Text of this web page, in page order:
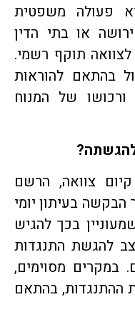
פעולה משפטית
או בתי הדין
לצוואה תוקף רשמי.
בהתאם להוראות
ורכושו של המנוח
צוואה, הרשם
בעיתון יומי
בכך להגיש
להגשת התנגדות
במקרים מסוימים,
ההתנגדות, בהתאם